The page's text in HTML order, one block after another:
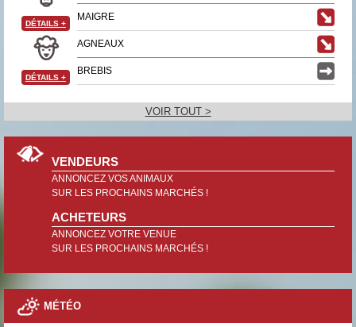
MAIGRE
DÉTAILS +
AGNEAUX
BREBIS
DÉTAILS +
VOIR TOUT >
VENDEURS
ANNONCEZ VOS ANIMAUX
SUR LES PROCHAINS MARCHÉS !
ACHETEURS
ANNONCEZ VOTRE VENUE
SUR LES PROCHAINS MARCHÉS !
MÉTÉO